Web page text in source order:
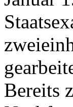
Bereits